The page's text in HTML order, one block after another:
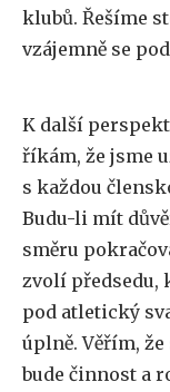
klubů. Řešíme
vzájemně se
K další
říkám, že jsme
s každou
Budu-li mít
směru
zvolí předsedu,
pod atletický
úplně. Věřím,
bude činnost a